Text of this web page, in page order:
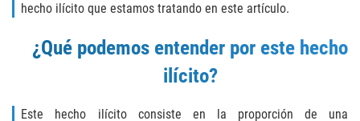
Apropiación Indebida de Fondos
Públicos
Falsificación
hecho ilícito que estamos tratando en este artículo.
¿Qué podemos entender por este hecho
ilícito?
Este hecho ilícito consiste en la proporción de una